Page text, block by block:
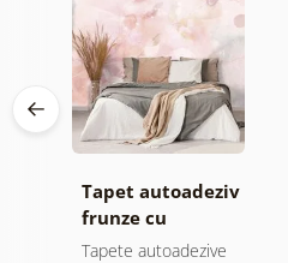
Tapet autoadeziv
frunze cu
atingere
Tapete autoadezive